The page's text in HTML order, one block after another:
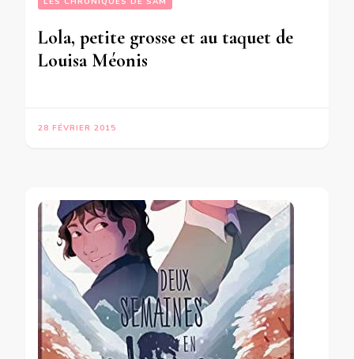
Lola, petite grosse et au taquet de
Louisa Méonis
28 FÉVRIER 2015